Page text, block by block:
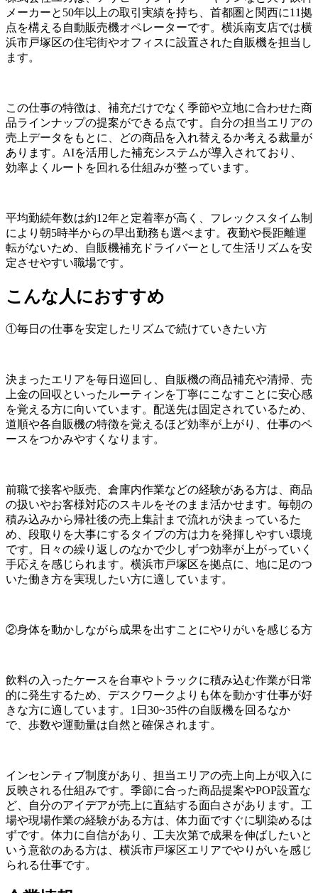
メーカーと50年以上の取引実績を持ち、首都圏と関西に11拠
点を構える自動販売機オペレーターです。横浜南支店では横
浜市戸塚区の住宅街やオフィスに設置された自販機を担当し
ます。
この仕事の特徴は、補充だけでなく季節や立地に合わせた商
品ラインナップの提案ができる点です。自分の担当エリアの
売上データをもとに、どの商品を入れ替えるか考える裁量が
あります。AIを活用した補充システムが導入されており、
効率よくルートを回れる仕組みが整っています。
平均勤続年数は約12年と定着率が高く、フレックスタイム制
により朝5時半からの早出勤務も選べます。夜勤や長距離運
転がないため、自販機補充ドライバーとして生活リズムを安
定させやすい職場です。
こんな人におすすめ
①毎日の仕事を安定したリズムで続けていきたい方
決まったエリアを毎日巡回し、自販機の商品補充や清掃、売
上金の回収といったルーティンを丁寧にこなすことに安心感
を覚える方に向いています。配送先は固定されているため、
道順や各自販機の特徴を覚えるほど効率が上がり、仕事のペ
ースをつかみやすくなります。
前職で接客や販売、倉庫内作業などの経験がある方は、商品
の扱いやお客様対応のスキルをそのまま活かせます。毎朝の
積み込みから帰社後の売上集計まで流れが決まっているた
め、段取りを大事にするタイプの方は力を発揮しやすい環境
です。日々の繰り返しのなかで少しずつ効率が上がっていく
手応えを感じられます。横浜市戸塚区を拠点に、地に足のつ
いた働き方を実現したい方に適しています。
②身体を動かしながら成果を出すことにやりがいを感じる方
飲料の入ったケースを台車やトラックに積み込む作業が日常
的に発生するため、デスクワークよりも体を動かす仕事が好
きな方に適しています。1日30~35件の自販機を回るなか
で、歩数や運動量は自然と確保されます。
インセンティブ制度があり、担当エリアの売上向上が収入に
反映される仕組みです。季節に合った商品提案やPOP設置な
ど、自分のアイデアが売上に直結する面白さがあります。工
場や現場作業の経験がある方は、体力面ですぐに馴染めるは
ずです。体力に自信があり、工夫次第で成果を伸ばしたいと
いう意欲のある方は、横浜市戸塚区エリアでやりがいを感じ
られる仕事です。